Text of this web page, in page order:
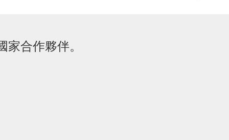
合作夥伴。